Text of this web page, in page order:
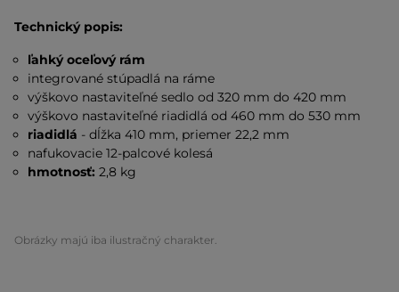
Technický popis:
ľahký oceľový rám
integrované stúpadlá na ráme
výškovo nastaviteľné sedlo od 320 mm do 420 mm
výškovo nastaviteľné riadidlá od 460 mm do 530 mm
riadidlá - dĺžka 410 mm, priemer 22,2 mm
nafukovacie 12-palcové kolesá
hmotnosť: 2,8 kg
Obrázky majú iba ilustračný charakter.